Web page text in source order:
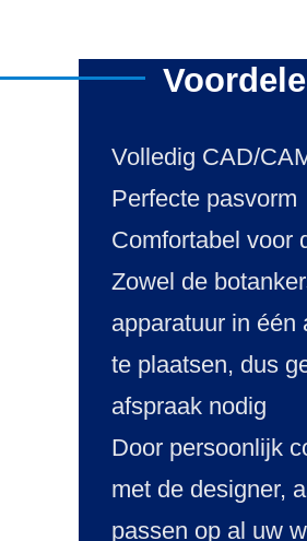
Volledig CAD/
Perfecte pasvorm
Comfortabel voor
Zowel de
apparatuur in één
te plaatsen, dus
afspraak nodig
Door persoonlijk
met de designer,
passen op al uw